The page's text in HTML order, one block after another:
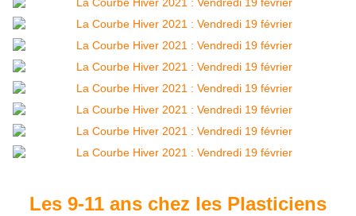
Les 9-11 ans chez les Plasticiens